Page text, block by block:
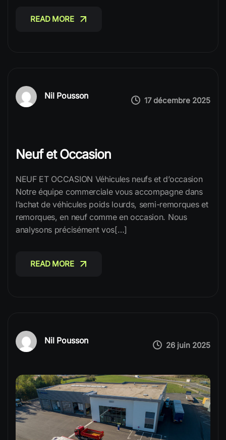
READ MORE
Nil Pousson 17 décembre 2025
Neuf et Occasion
NEUF ET OCCASION Véhicules neufs et d’occasion
Notre équipe commerciale vous accompagne dans
l’achat de véhicules poids lourds, semi-remorques et
remorques, en neuf comme en occasion. Nous
analysons précisément vos[…]
READ MORE
Nil Pousson 26 juin 2025